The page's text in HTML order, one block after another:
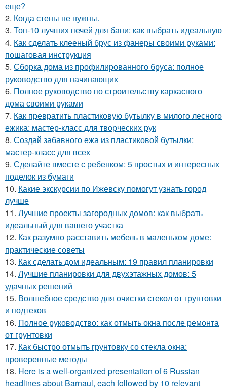
еще?
2. Когда стены не нужны.
3. Топ-10 лучших печей для бани: как выбрать идеальную
4. Как сделать клееный брус из фанеры своими руками:
пошаговая инструкция
5. Сборка дома из профилированного бруса: полное
руководство для начинающих
6. Полное руководство по строительству каркасного
дома своими руками
7. Как превратить пластиковую бутылку в милого лесного
ежика: мастер-класс для творческих рук
8. Создай забавного ежа из пластиковой бутылки:
мастер-класс для всех
9. Сделайте вместе с ребенком: 5 простых и интересных
поделок из бумаги
10. Какие экскурсии по Ижевску помогут узнать город
лучше
11. Лучшие проекты загородных домов: как выбрать
идеальный для вашего участка
12. Как разумно расставить мебель в маленьком доме:
практические советы
13. Как сделать дом идеальным: 19 правил планировки
14. Лучшие планировки для двухэтажных домов: 5
удачных решений
15. Волшебное средство для очистки стекол от грунтовки
и подтеков
16. Полное руководство: как отмыть окна после ремонта
от грунтовки
17. Как быстро отмыть грунтовку со стекла окна:
проверенные методы
18. Here is a well-organized presentation of 6 Russian
headlines about Barnaul, each followed by 10 relevant